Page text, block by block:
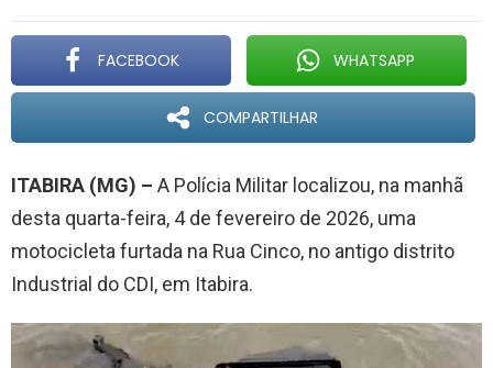
FACEBOOK WHATSAPP
COMPARTILHAR
ITABIRA (MG) – A Polícia Militar localizou, na manhã
desta quarta-feira, 4 de fevereiro de 2026, uma
motocicleta furtada na Rua Cinco, no antigo distrito
Industrial do CDI, em Itabira.